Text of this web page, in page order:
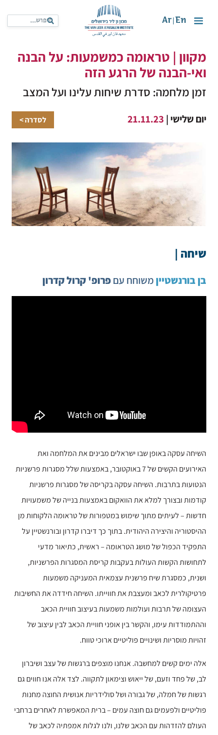
En
Ar
מקוון | טראומה כמשמעות: על הבנה
ואי-הבנה של הרגע הזה
זמן מלחמה: סדרת שיחות עלינו ועל המצב
לסדרה > יום שלישי | 21.11.23
שיחה |
בן בורנשטיין משוחח עםפרופ' קרול קדרון
השיחה עסקה באופן שבו ישראלים מבינים את המלחמה ואת
האירועים הקשים של 7 באוקטובר, באמצעות שלל מסגרות פרשניות
הנטועות בתרבות. השיחה עסקה בקריסה של מסגרות פרשניות
קודמות ובצורך למלא את הוואקום באמצעות בנייה של משמעויות
חדשות – לעיתים מתוך שימוש במטפורות של טראומה הלקוחות מן
ההיסטוריה והיצירה היהודית. בתוך כך דיברו קדרון ובורנשטיין על
התפקיד הכפול של מושג הטראומה – ראשית, כתיאור מדעי
לתחושות הקשות העולות בעקבות קריסת המסגרות הפרשניות,
ושנית, כמסגרת שיח פרשנית עצמאית המעניקה משמעות
פרטיקולרית לכאב ומעצבת את חווייתו. השיחה חידדה את החשיבות
העצומה של תרבות ועולמות משמעות בעיצוב חוויית הכאב
וההתמודדות עימו, והקשר בין אופני חוויית הכאב לבין עיצוב של
זהויות מוסריות ושינויים פוליטיים ארוכי טווח.
אלה ימים קשים למחשבה. אנחנו מוצפים ברגשות של עצב ושיברון
לב, של פחד וזעם, של ייאוש וצימאון לתקווה. לצד אלה אנו חווים גם
רגשות של חמלה, של גבורה ושל סולידריות אנושית החוצה מחנות
פוליטיים ולפעמים גם חוצה עמים – ברית המאפשרת לאחרים ברחבי
העולם להזדהות עם הכאב שלנו, ולנו לגלות אמפתיה לכאב של